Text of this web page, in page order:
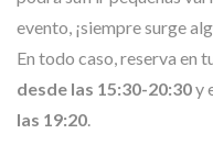
evento, ¡siempre surge
En todo caso, reserva en
desde las 15:30-20:30y
las 19:20